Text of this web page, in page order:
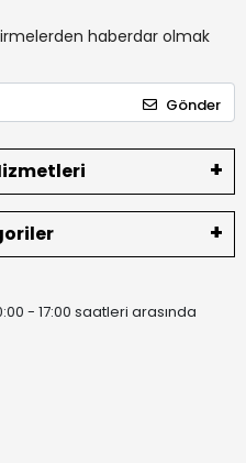
haberdar olmak
Gönder
- 17:00 saatleri arasında